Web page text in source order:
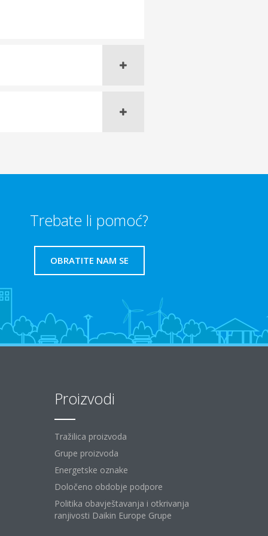
Trebate li pomoć?
OBRATITE NAM SE
Proizvodi
Tražilica proizvoda
Grupe proizvoda
Energetske oznake
Določeno obdobje podpore
Politika obavještavanja i otkrivanja
ranjivosti Daikin Europe Grupe